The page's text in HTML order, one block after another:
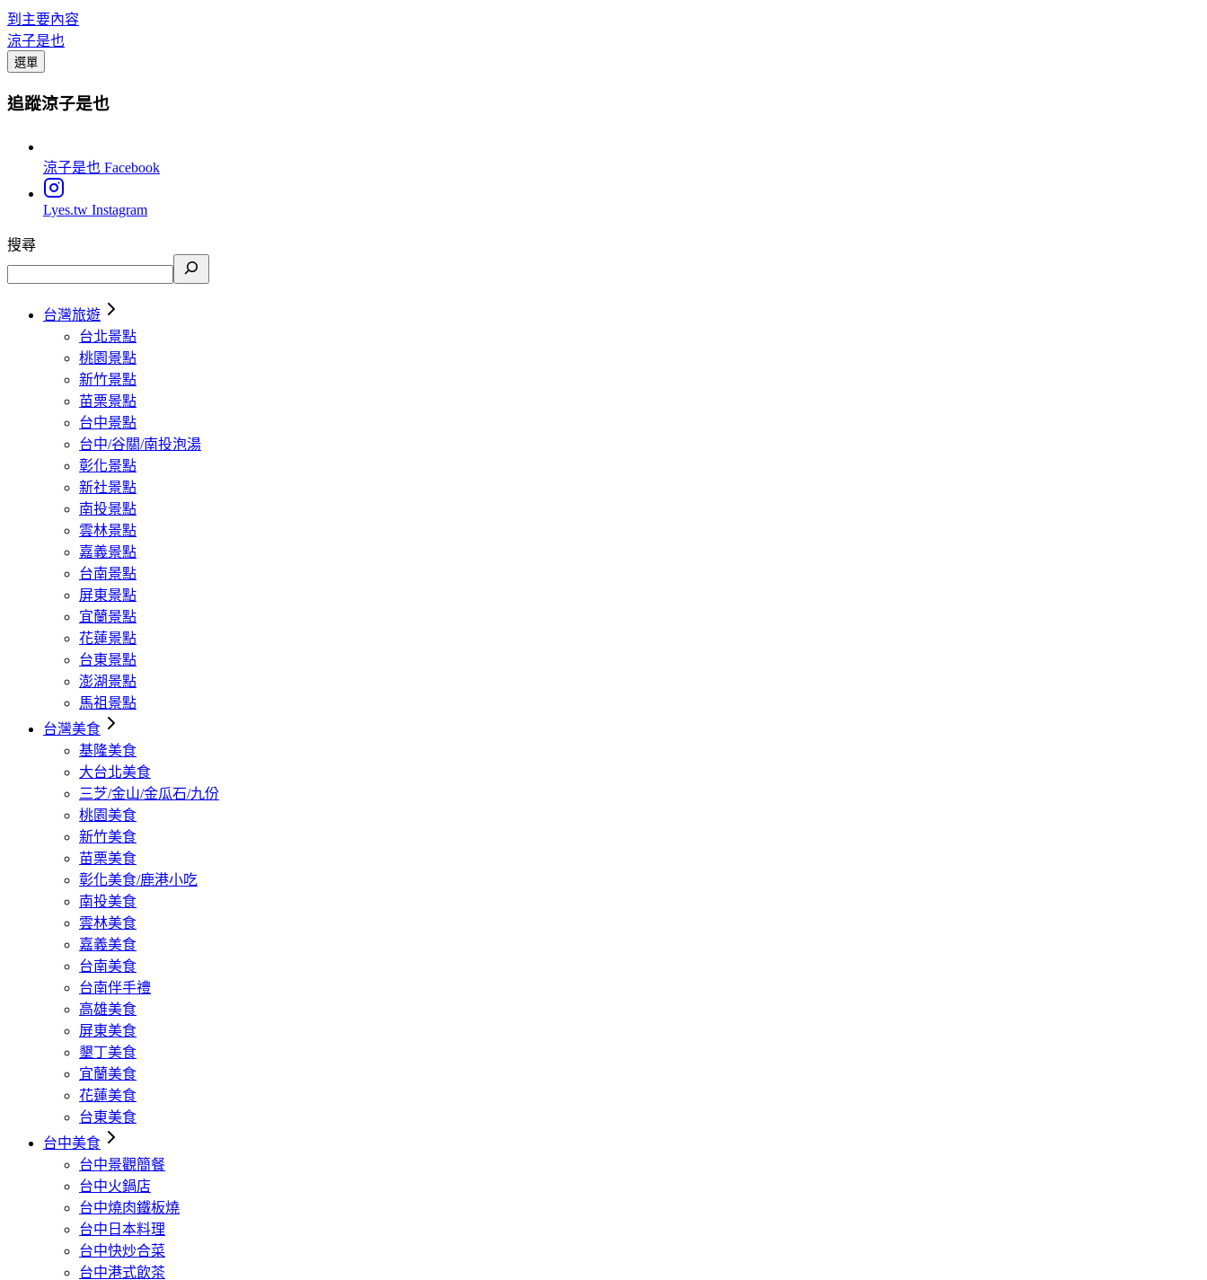
到主要內容
涼子是也
選單
追蹤涼子是也
涼子是也 Facebook
Lyes.tw Instagram
搜尋
台灣旅遊
台北景點
桃園景點
新竹景點
苗栗景點
台中景點
台中/谷關/南投泡湯
彰化景點
新社景點
南投景點
雲林景點
嘉義景點
台南景點
屏東景點
宜蘭景點
花蓮景點
台東景點
澎湖景點
馬祖景點
台灣美食
基隆美食
大台北美食
三芝/金山/金瓜石/九份
桃園美食
新竹美食
苗栗美食
彰化美食/鹿港小吃
南投美食
雲林美食
嘉義美食
台南美食
台南伴手禮
高雄美食
屏東美食
墾丁美食
宜蘭美食
花蓮美食
台東美食
台中美食
台中景觀簡餐
台中火鍋店
台中燒肉鐵板燒
台中日本料理
台中快炒合菜
台中港式飲茶